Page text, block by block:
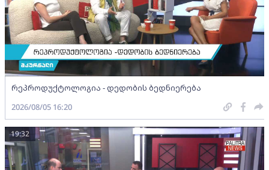
რეპროდუქტოლოგია - დედობის ბედნიერება
2026/08/05 16:20
19:32